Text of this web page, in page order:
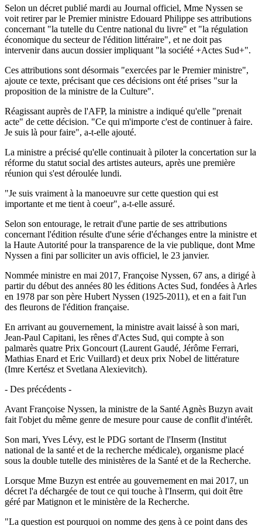
Selon un décret publié mardi au Journal officiel, Mme Nyssen se
voit retirer par le Premier ministre Edouard Philippe ses attributions
concernant "la tutelle du Centre national du livre" et "la régulation
économique du secteur de l'édition littéraire", et ne doit pas
intervenir dans aucun dossier impliquant "la société +Actes Sud+".
Ces attributions sont désormais "exercées par le Premier ministre",
ajoute ce texte, précisant que ces décisions ont été prises "sur la
proposition de la ministre de la Culture".
Réagissant auprès de l'AFP, la ministre a indiqué qu'elle "prenait
acte" de cette décision. "Ce qui m'importe c'est de continuer à faire.
Je suis là pour faire", a-t-elle ajouté.
La ministre a précisé qu'elle continuait à piloter la concertation sur la
réforme du statut social des artistes auteurs, après une première
réunion qui s'est déroulée lundi.
"Je suis vraiment à la manoeuvre sur cette question qui est
importante et me tient à coeur", a-t-elle assuré.
Selon son entourage, le retrait d'une partie de ses attributions
concernant l'édition résulte d'une série d'échanges entre la ministre et
la Haute Autorité pour la transparence de la vie publique, dont Mme
Nyssen a fini par solliciter un avis officiel, le 23 janvier.
Nommée ministre en mai 2017, Françoise Nyssen, 67 ans, a dirigé à
partir du début des années 80 les éditions Actes Sud, fondées à Arles
en 1978 par son père Hubert Nyssen (1925-2011), et en a fait l'un
des fleurons de l'édition française.
En arrivant au gouvernement, la ministre avait laissé à son mari,
Jean-Paul Capitani, les rênes d'Actes Sud, qui compte à son
palmarès quatre Prix Goncourt (Laurent Gaudé, Jérôme Ferrari,
Mathias Enard et Eric Vuillard) et deux prix Nobel de littérature
(Imre Kertész et Svetlana Alexievitch).
- Des précédents -
Avant Françoise Nyssen, la ministre de la Santé Agnès Buzyn avait
fait l'objet du même genre de mesure pour cause de conflit d'intérêt.
Son mari, Yves Lévy, est le PDG sortant de l'Inserm (Institut
national de la santé et de la recherche médicale), organisme placé
sous la double tutelle des ministères de la Santé et de la Recherche.
Lorsque Mme Buzyn est entrée au gouvernement en mai 2017, un
décret l'a déchargée de tout ce qui touche à l'Inserm, qui doit être
géré par Matignon et le ministère de la Recherche.
"La question est pourquoi on nomme des gens à ce point dans des